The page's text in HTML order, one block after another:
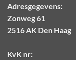
Adresgegevens:
Zonweg 61
2516 AK Den Haag
KvK nr: